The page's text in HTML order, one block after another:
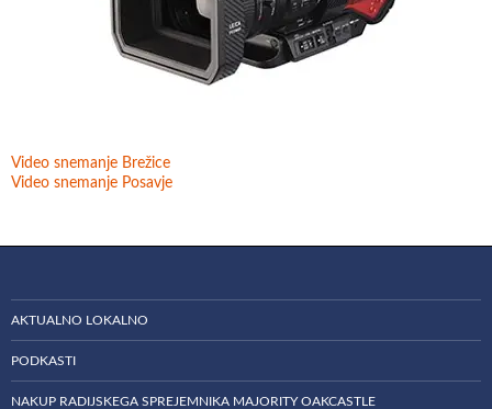
Video snemanje Brežice
Video snemanje Posavje
AKTUALNO LOKALNO
PODKASTI
NAKUP RADIJSKEGA SPREJEMNIKA MAJORITY OAKCASTLE